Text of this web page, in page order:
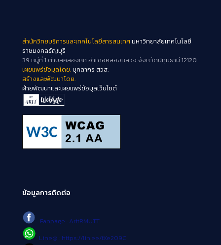
สำนักวิทยบริการและเทคโนโลยีสารสนเทศมหาวิทยาลัยเทคโนโลยี
ราชมงคลธัญบุรี
39 หมู่ที่ 1 ตำบลคลองหก อำเภอคลองหลวง จังหวัดปทุมธานี 12120
เผยแพร่ข้อมูลโดย.บุคลากร สวส.
สร้างและพัฒนาโดย.
ฝ่ายพัฒนาและเผยแพร่ข้อมูลเว็บไซต์
ข้อมูลการติดต่อ
Fanpage : AritRMUTT
Line@ : https://lin.ee/tXe209C